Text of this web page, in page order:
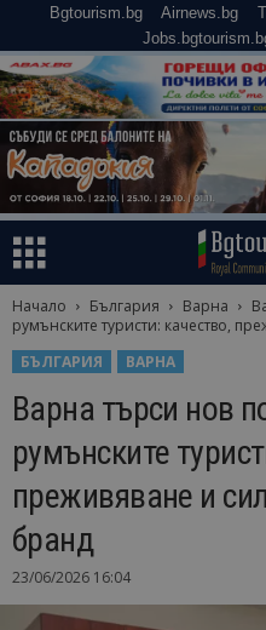
Bgtourism.bg Airnews.bg
Начало България Варна
румънските туристи: качество,
БЪЛГАРИЯ
ВАРНА
Варна търси нов
румънските
преживяване и
бранд
23/06/2026 16:04